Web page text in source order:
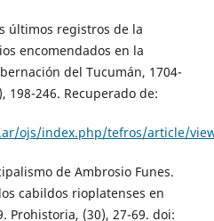
últimos registros de la
encomendados en la
del Tucumán, 1704-
198-246. Recuperado de:
ojs/index.php/tefros/article/
de Ambrosio Funes.
cabildos rioplatenses en
Prohistoria, (30), 27-69. doi: